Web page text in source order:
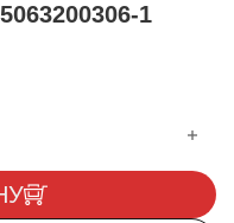
1
N.Benz 5063200306-1